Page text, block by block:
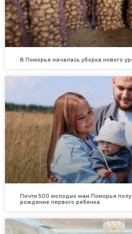
В Поморье началась уборка нового
Почти 500 молодых мам Поморья
рождение первого ребенка